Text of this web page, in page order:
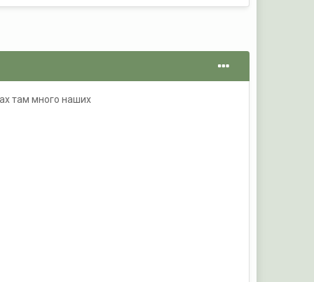
там много наших